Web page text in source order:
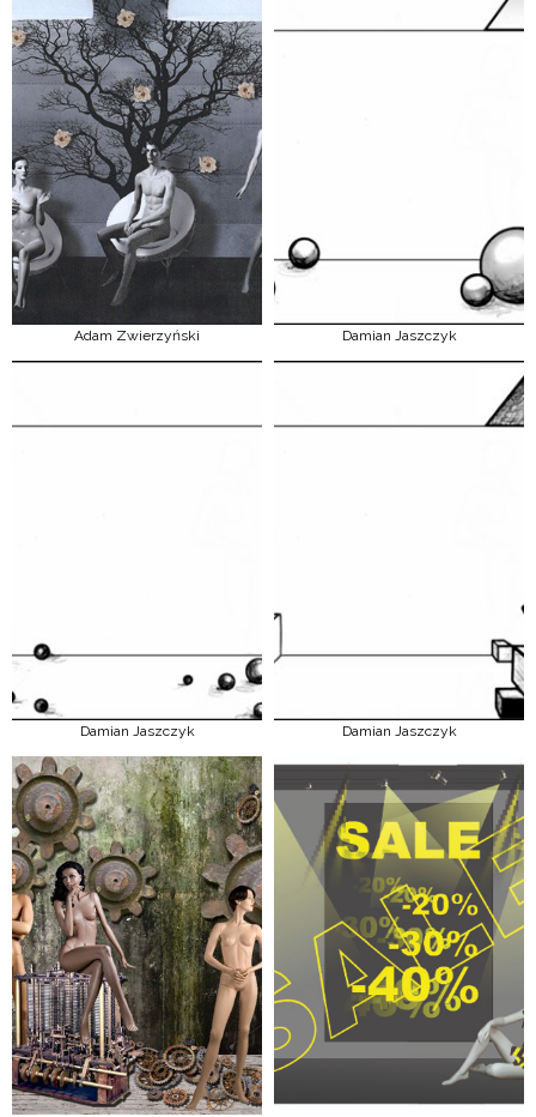
Adam Zwierzyński Damian Jaszczyk
Damian Jaszczyk Damian Jaszczyk